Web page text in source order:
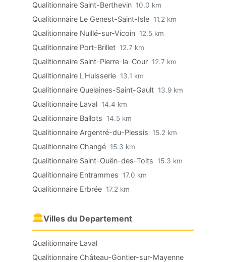
Qualitionnaire Saint-Berthevin 10.0 km
Qualitionnaire Le Genest-Saint-Isle 11.2 km
Qualitionnaire Nuillé-sur-Vicoin 12.5 km
Qualitionnaire Port-Brillet 12.7 km
Qualitionnaire Saint-Pierre-la-Cour 12.7 km
Qualitionnaire L'Huisserie 13.1 km
Qualitionnaire Quelaines-Saint-Gault 13.9 km
Qualitionnaire Laval 14.4 km
Qualitionnaire Ballots 14.5 km
Qualitionnaire Argentré-du-Plessis 15.2 km
Qualitionnaire Changé 15.3 km
Qualitionnaire Saint-Ouën-des-Toits 15.3 km
Qualitionnaire Entrammes 17.0 km
Qualitionnaire Erbrée 17.2 km
🏛Villes du Departement
Qualitionnaire Laval
Qualitionnaire Château-Gontier-sur-Mayenne